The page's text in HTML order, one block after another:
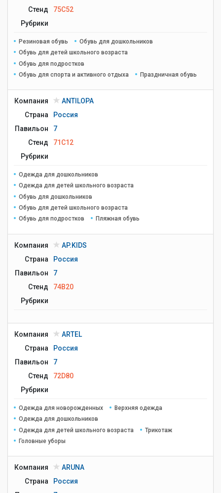
Стенд
75C52
Рубрики
Резиновая обувь
Обувь для дошкольников
Обувь для детей школьного возраста
Обувь для подростков
Обувь для спорта и активного отдыха
Праздничная обувь
Компания
ANTILOPA
Страна
Россия
Павильон
7
Стенд
71C12
Рубрики
Одежда для дошкольников
Одежда для детей школьного возраста
Обувь для дошкольников
Обувь для детей школьного возраста
Обувь для подростков
Пляжная обувь
Компания
AP.KIDS
Страна
Россия
Павильон
7
Стенд
74B20
Рубрики
Компания
ARTEL
Страна
Россия
Павильон
7
Стенд
72D80
Рубрики
Одежда для новорожденных
Верхняя одежда
Одежда для дошкольников
Одежда для детей школьного возраста
Трикотаж
Головные уборы
Компания
ARUNA
Страна
Россия